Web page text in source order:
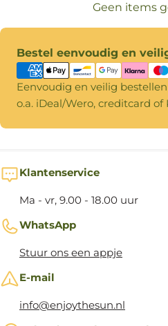
Geen items
Bestel eenvoudig en
Betaalmethoden
Eenvoudig en veilig
o.a. iDeal/Wero, creditcard
Klantenservice
Ma - vr, 9.00 - 18.00 uur
WhatsApp
Stuur ons een appje
E-mail
info@enjoythesun.nl